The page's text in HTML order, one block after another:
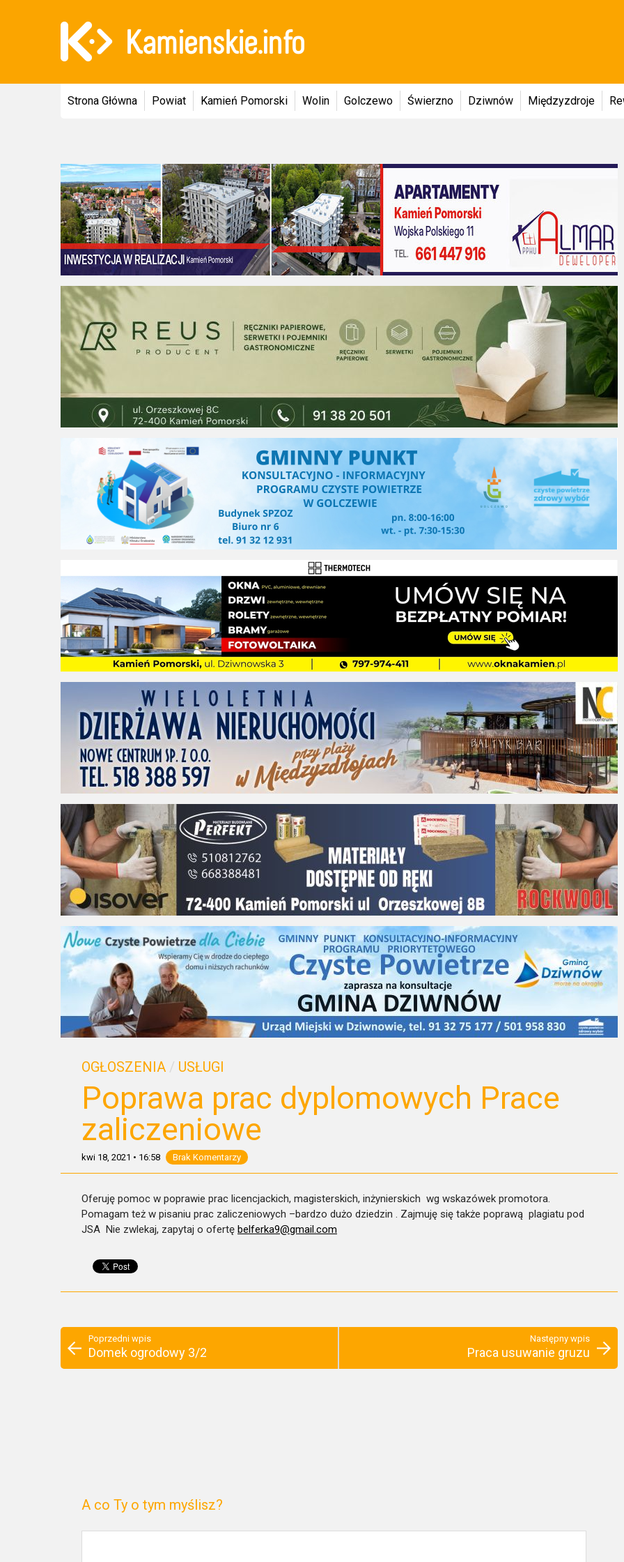
Strona Główna Powiat Kamień Pomorski Wolin Golczewo Świerzno Dziwnów Międzyzdroje
OGŁOSZENIA / USŁUGI
Poprawa prac dyplomowych Prace
zaliczeniowe
kwi 18, 2021 • 16:58 Brak Komentarzy
Oferuję pomoc w poprawie prac licencjackich, magisterskich, inżynierskich wg wskazówek promotora.
Pomagam też w pisaniu prac zaliczeniowych –bardzo dużo dziedzin . Zajmuję się także poprawą plagiatu pod
JSA Nie zwlekaj, zapytaj o ofertę belferka9@gmail.com
Poprzedni wpis
Domek ogrodowy 3/2
Następny wpis
Praca usuwanie gruzu
A co Ty o tym myślisz?